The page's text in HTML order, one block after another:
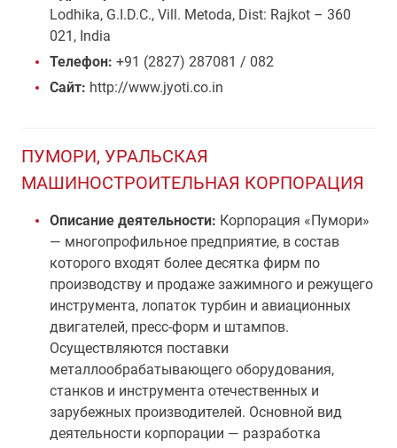
Lodhika, G.I.D.C., Vill. Metoda, Dist: Rajkot – 360
021, India
Телефон: +91 (2827) 287081 / 082
Сайт: http://www.jyoti.co.in
ПУМОРИ, УРАЛЬСКАЯ
МАШИНОСТРОИТЕЛЬНАЯ КОРПОРАЦИЯ
Описание деятельности: Корпорация «Пумори»
— многопрофильное предприятие, в состав
которого входят более десятка фирм по
производству и продаже зажимного и режущего
инструмента, лопаток турбин и авиационных
двигателей, пресс-форм и штампов.
Осуществляются поставки
металлообрабатывающего оборудования,
станков и инструмента отечественных и
зарубежных производителей. Основной вид
деятельности корпорации — разработка